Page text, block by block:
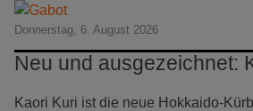
Donnerstag, 6. August 2026
Neu und ausgezeichnet:
Kaori Kuri ist die neue Hokkaido-